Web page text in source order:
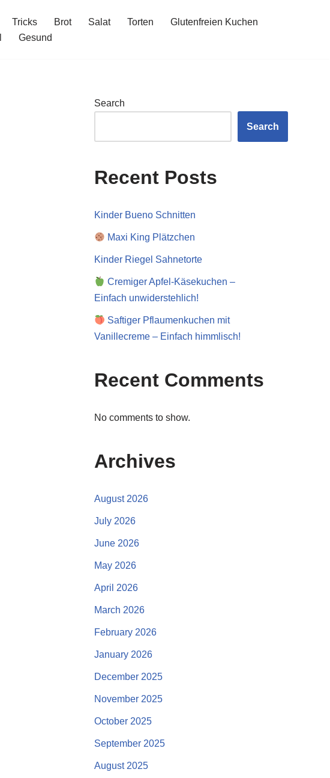
Tricks Brot Salat Torten
Glutenfreien Kuchen
Gesund
Search
Search
Recent Posts
Kinder Bueno Schnitten
Maxi King Plätzchen
Kinder Riegel Sahnetorte
Cremiger Apfel-Käsekuchen –
Einfach unwiderstehlich!
Saftiger Pflaumenkuchen mit
Vanillecreme – Einfach himmlisch!
Recent Comments
No comments to show.
Archives
August 2026
July 2026
June 2026
May 2026
April 2026
March 2026
February 2026
January 2026
December 2025
November 2025
October 2025
September 2025
August 2025